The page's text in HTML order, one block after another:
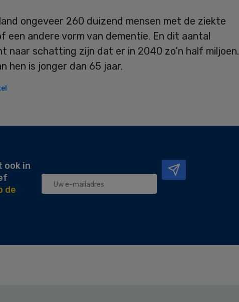
ongeveer 260 duizend mensen met de ziekte
een andere vorm van dementie. En dit aantal
naar schatting zijn dat er in 2040 zo’n half miljoen.
hen is jonger dan 65 jaar.
ook in
de